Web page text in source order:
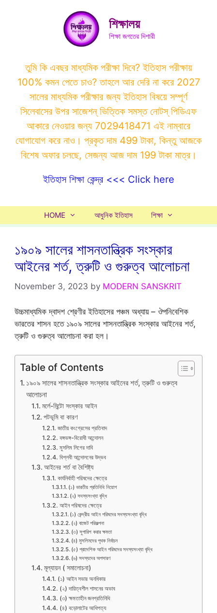
শিক্ষালয়
শিক্ষা জগতের দিশারী
তুমি কি এবছর মাধ্যমিক পরীক্ষা দিবে? ইতিহাস পরীক্ষায়
100% কমন পেতে চাও? তাহলে আর দেরি না করে 2027
সালের মাধ্যমিক পরীক্ষার জন্য ইতিহাস বিষয়ে সম্পূর্ণ
সিলেবাসের উপর সাজেশন্ ভিত্তিক সমস্ত নোটস্ পিডিএফ
আকারে নেওয়ার জন্য 7029418471 এই নাম্বারে
যোগাযোগ করে নাও। প্রকৃত দাম 499 টাকা, কিন্তু আজকে
বিশেষ অফার চলছে, সেজন্য আজ দাম 199 টাকা মাত্র।
ইতিহাস শিক্ষা কেন্দ্র <<< Click here
HOME আধুনিক ইতিহাস শিক্ষা
১৯০৯ সালের শাসনতান্ত্রিক সংস্কার
আইনের শর্ত, ত্রুটি ও গুরুত্ব আলোচনা
November 3, 2023 by MODERN SANSKRIT
উচ্চমাধ্যমিক দ্বাদশ শ্রেণীর ইতিহাসের পঞ্চম অধ্যায় – ঔপনিবেশিক
ভারতের শাসন হতে ১৯০৯ সালের শাসনতান্ত্রিক সংস্কার আইনের শর্ত,
ত্রুটি ও গুরুত্ব আলোচনা করা হল।
Table of Contents
১৯০৯ সালের শাসনতান্ত্রিক সংস্কার আইনের শর্ত, ত্রুটি ও গুরুত্ব
আলোচনা
মর্লে-মিন্টো সংস্কার আইন
পটভূমি বা কারণ
জাতীয় কংগ্রেসের প্রতিবাদ
বঙ্গভঙ্গ-বিরোধী আন্দোলন
মুসলিম লিগের দাবি
বিপ্লবী আন্দোলনের উদ্ভব
আইনের শর্ত বা বৈশিষ্ট্য
কার্যনির্বাহী পরিষদের ক্ষেত্রে
(১) ভারতীয় প্রতিনিধি নিয়োগ
(২) সদস্যসংখ্যা বৃদ্ধি
আইন পরিষদের ক্ষেত্রে
(১) কেন্দ্রীয় আইন পরিষদের সদস্যসংখ্যা বৃদ্ধি
(২) বাজেট পরিকল্পনা
(৩) সুপারিশ করার ক্ষমতা
(৪) মুসলিমদের পৃথক নির্বাচন
(৫) প্রাদেশিক আইন পরিষদের সদস্যসংখ্যা বৃদ্ধি
(৬) সদস্যদের অপসারণ
মূল্যায়ন ( সমালোচনা)
(১) আইন সভার অনধিকার
(২) দায়িত্বশীল শাসনের অভাব
(৩) ক্ষমতাহীন জনপ্রতিনিধি
(৪) বড়োলাটের আধিপত্য